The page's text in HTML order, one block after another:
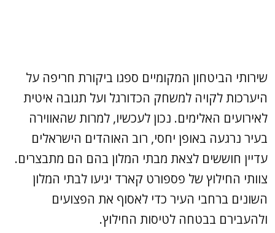
שירותי הביטחון המקומיים ספגו ביקורת חריפה על
היערכות לקויה למשחק הכדורגל ועל תגובה איטית
לאירועים האלימים. נכון לעכשיו, למרות שהאווירה
בעיר נרגעה באופן יחסי, רוב האוהדים הישראלים
עדיין חוששים לצאת מבתי המלון בהם הם מתבצרים.
צוותי החילוץ של פספורט קארד יגיעו לבתי המלון
השונים ברחבי העיר כדי לאסוף את הפצועים
ולהעבירם בבטחה לטיסות החילוץ.